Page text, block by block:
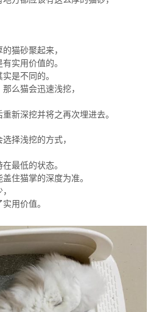
猫砂聚起来，
实用价值的。
是不同的。
么猫会迅速浅挖，
新深挖并将之再次埋进去。
择浅挖的方式，
最低的状态。
住猫掌的深度为准。
用价值。